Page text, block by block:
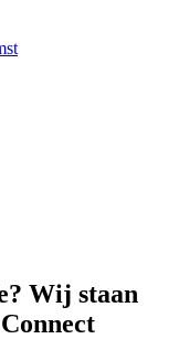
Wij staan